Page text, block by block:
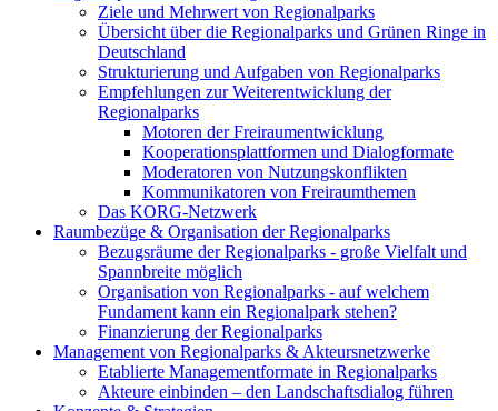
Ziele und Mehrwert von Regionalparks
Übersicht über die Regionalparks und Grünen Ringe in
Deutschland
Strukturierung und Aufgaben von Regionalparks
Empfehlungen zur Weiterentwicklung der
Regionalparks
Motoren der Freiraumentwicklung
Kooperationsplattformen und Dialogformate
Moderatoren von Nutzungskonflikten
Kommunikatoren von Freiraumthemen
Das KORG-Netzwerk
Raumbezüge & Organisation der Regionalparks
Bezugsräume der Regionalparks - große Vielfalt und
Spannbreite möglich
Organisation von Regionalparks - auf welchem
Fundament kann ein Regionalpark stehen?
Finanzierung der Regionalparks
Management von Regionalparks & Akteursnetzwerke
Etablierte Managementformate in Regionalparks
Akteure einbinden – den Landschaftsdialog führen